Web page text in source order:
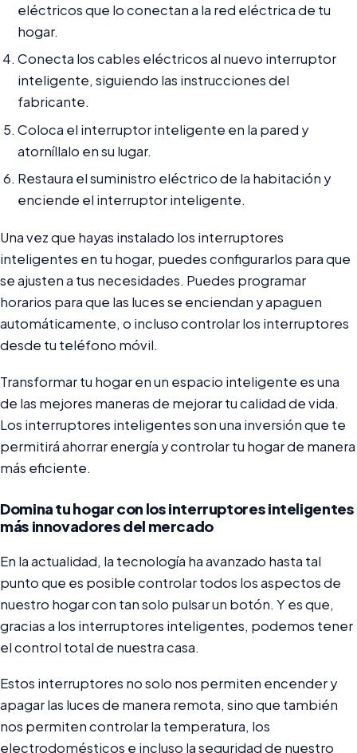
eléctricos que lo conectan a la red eléctrica de tu
hogar.
Conecta los cables eléctricos al nuevo interruptor
inteligente, siguiendo las instrucciones del
fabricante.
Coloca el interruptor inteligente en la pared y
atorníllalo en su lugar.
Restaura el suministro eléctrico de la habitación y
enciende el interruptor inteligente.
Una vez que hayas instalado los interruptores
inteligentes en tu hogar, puedes configurarlos para que
se ajusten a tus necesidades. Puedes programar
horarios para que las luces se enciendan y apaguen
automáticamente, o incluso controlar los interruptores
desde tu teléfono móvil.
Transformar tu hogar en un espacio inteligente es una
de las mejores maneras de mejorar tu calidad de vida.
Los interruptores inteligentes son una inversión que te
permitirá ahorrar energía y controlar tu hogar de manera
más eficiente.
Domina tu hogar con los interruptores inteligentes
más innovadores del mercado
En la actualidad, la tecnología ha avanzado hasta tal
punto que es posible controlar todos los aspectos de
nuestro hogar con tan solo pulsar un botón. Y es que,
gracias a los interruptores inteligentes, podemos tener
el control total de nuestra casa.
Estos interruptores no solo nos permiten encender y
apagar las luces de manera remota, sino que también
nos permiten controlar la temperatura, los
electrodomésticos e incluso la seguridad de nuestro